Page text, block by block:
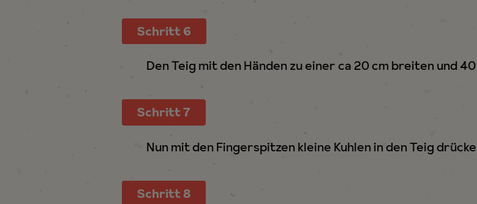
Schritt 6
Den Teig mit den Händen zu einer ca 20 cm breiten und
Schritt 7
Nun mit den Fingerspitzen kleine Kuhlen in den Teig
Schritt 8